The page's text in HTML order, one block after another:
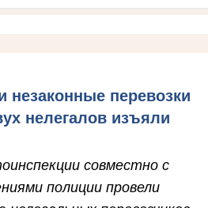
незаконные перевозки
нелегалов изъяли
совместно с
полиции провели